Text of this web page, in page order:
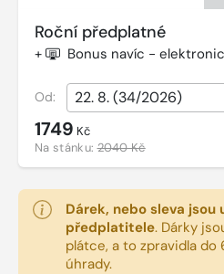
Roční předplatné
+ Bonus navíc -
Od:
1749 Kč
Na stánku:2040 Kč
Dárek, nebo sleva jsou
předplatitele. Dárky
plátce, a to zpravidla
úhrady.